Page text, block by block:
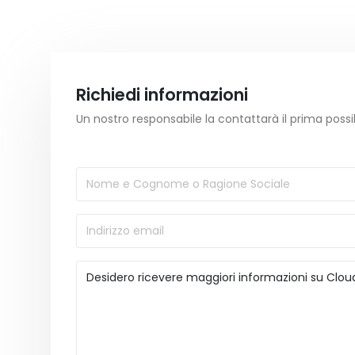
Richiedi informazioni
Un nostro responsabile la contattarà il prima